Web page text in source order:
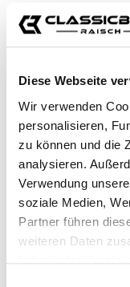
Diese Webseite
Wir verwenden
personalisieren,
zu können und die
analysieren.
Verwendung
soziale Medien,
Partner führen
weiteren Daten